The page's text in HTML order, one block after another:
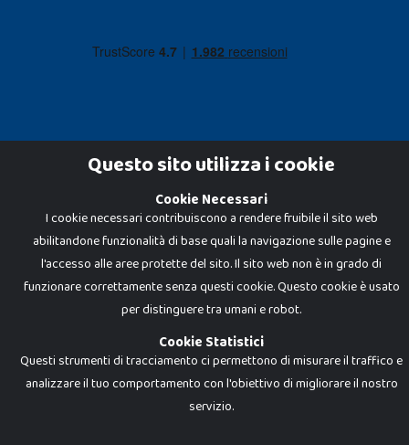
Dadi e Mattoncini è un brand di Giocabene Srl. Ogni riproduzione o utilizzo non
espressamente autorizzato è severamente vietato. Tutti i loghi, marchi,
brand elencati nel presente shop sono di proprietà dei rispettivi titolari.
I prezzi e le promozioni pubblicate potrebbero differire da quanto esposto in
negozio.
Giocabene Srl - via della Posta 8, 20123 Milano (MI)
P.IVA 02608090425 - REA AN201199 - C.S. 10.000 i.v.
Questo sito utilizza i cookie
Cookie Necessari
I cookie necessari contribuiscono a rendere fruibile il sito web
abilitandone funzionalità di base quali la navigazione sulle pagine e
l'accesso alle aree protette del sito. Il sito web non è in grado di
funzionare correttamente senza questi cookie. Questo cookie è usato
per distinguere tra umani e robot.
Cookie Statistici
Questi strumenti di tracciamento ci permettono di misurare il traffico e
analizzare il tuo comportamento con l'obiettivo di migliorare il nostro
servizio.